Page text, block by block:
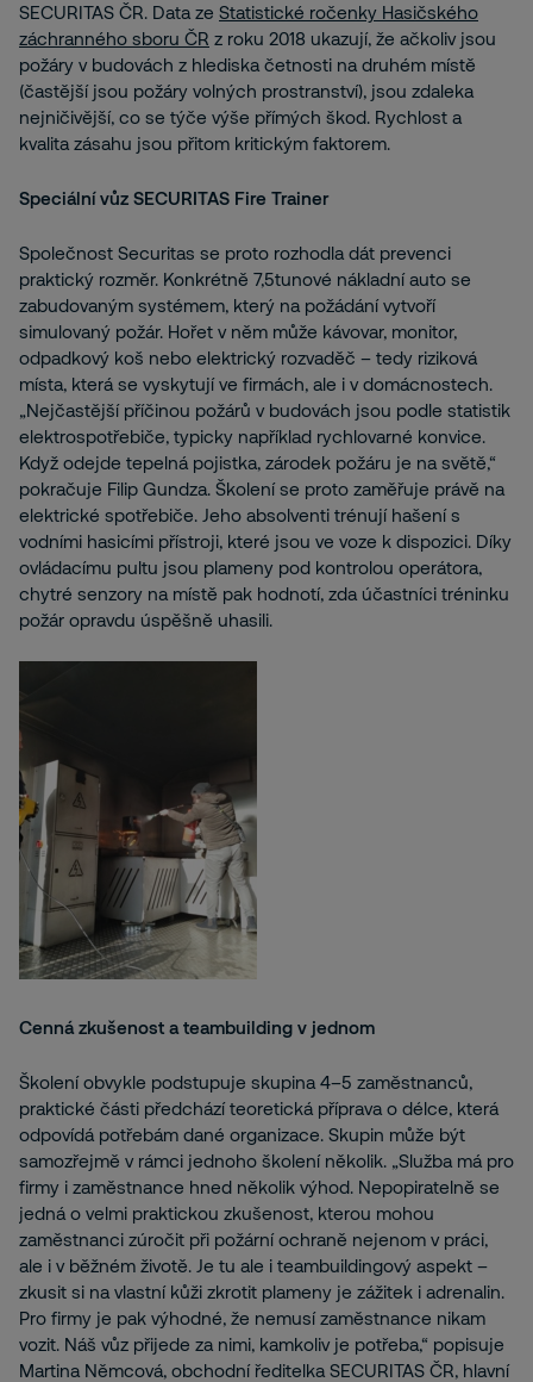
SECURITAS ČR. Data ze Statistické ročenky Hasičského
záchranného sboru ČR z roku 2018 ukazují, že ačkoliv jsou
požáry v budovách z hlediska četnosti na druhém místě
(častější jsou požáry volných prostranství), jsou zdaleka
nejničivější, co se týče výše přímých škod. Rychlost a
kvalita zásahu jsou přitom kritickým faktorem.
Speciální vůz SECURITAS Fire Trainer
Společnost Securitas se proto rozhodla dát prevenci
praktický rozměr. Konkrétně 7,5tunové nákladní auto se
zabudovaným systémem, který na požádání vytvoří
simulovaný požár. Hořet v něm může kávovar, monitor,
odpadkový koš nebo elektrický rozvaděč – tedy riziková
místa, která se vyskytují ve firmách, ale i v domácnostech.
„Nejčastější příčinou požárů v budovách jsou podle statistik
elektrospotřebiče, typicky například rychlovarné konvice.
Když odejde tepelná pojistka, zárodek požáru je na světě,“
pokračuje Filip Gundza. Školení se proto zaměřuje právě na
elektrické spotřebiče. Jeho absolventi trénují hašení s
vodními hasicími přístroji, které jsou ve voze k dispozici. Díky
ovládacímu pultu jsou plameny pod kontrolou operátora,
chytré senzory na místě pak hodnotí, zda účastníci tréninku
požár opravdu úspěšně uhasili.
Cenná zkušenost a teambuilding v jednom
Školení obvykle podstupuje skupina 4–5 zaměstnanců,
praktické části předchází teoretická příprava o délce, která
odpovídá potřebám dané organizace. Skupin může být
samozřejmě v rámci jednoho školení několik. „Služba má pro
firmy i zaměstnance hned několik výhod. Nepopiratelně se
jedná o velmi praktickou zkušenost, kterou mohou
zaměstnanci zúročit při požární ochraně nejenom v práci,
ale i v běžném životě. Je tu ale i teambuildingový aspekt –
zkusit si na vlastní kůži zkrotit plameny je zážitek i adrenalin.
Pro firmy je pak výhodné, že nemusí zaměstnance nikam
vozit. Náš vůz přijede za nimi, kamkoliv je potřeba,“ popisuje
Martina Němcová, obchodní ředitelka SECURITAS ČR, hlavní